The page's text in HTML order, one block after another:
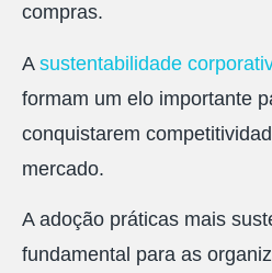
compras.
A sustentabilidade
formam um elo importante
conquistarem
mercado.
A adoção práticas mais
fundamental para as